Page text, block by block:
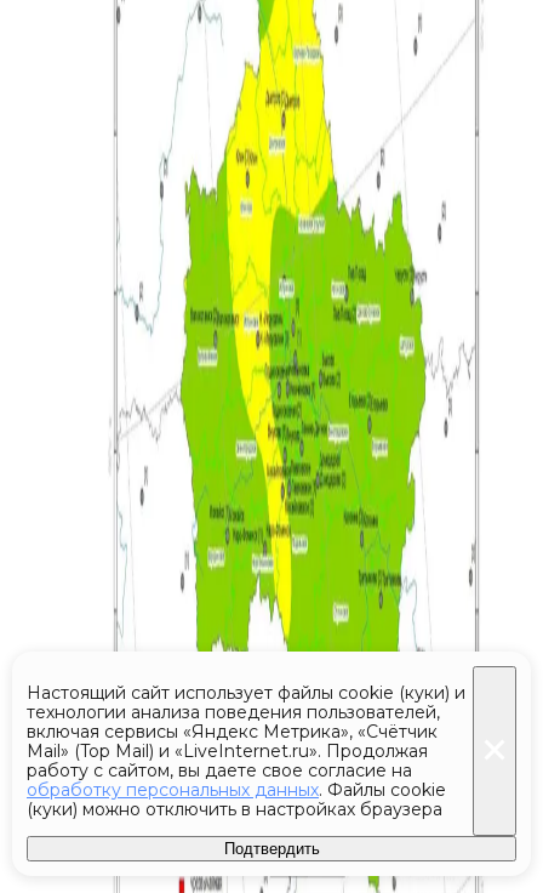
Настоящий сайт использует файлы cookie (куки) и
технологии анализа поведения пользователей,
включая сервисы «Яндекс Метрика», «Счётчик
Mail» (Top Mail) и «LiveInternet.ru». Продолжая
работу с сайтом, вы даете свое согласие на
обработку персональных данных. Файлы cookie
(куки) можно отключить в настройках браузера
Подтвердить